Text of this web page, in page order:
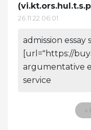
(
26.11.22 06:01
admission essay
[url="https://
argumentative
service
«